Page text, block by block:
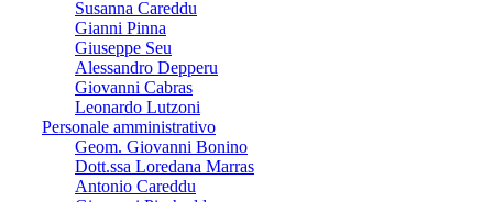
Susanna Careddu
Gianni Pinna
Giuseppe Seu
Alessandro Depperu
Giovanni Cabras
Leonardo Lutzoni
Personale amministrativo
Geom. Giovanni Bonino
Dott.ssa Loredana Marras
Antonio Careddu